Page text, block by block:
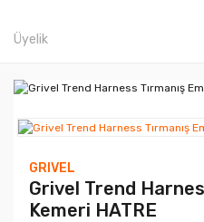
Üyelik
GRIVEL
Grivel Trend
Kemeri HATRE